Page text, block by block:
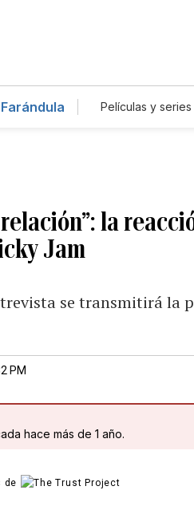
Farándula Películas y series
la
Jam
se transmitirá la
PM
hace más de 1 año.
de